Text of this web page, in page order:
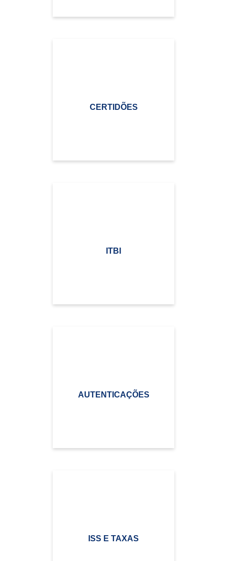
CERTIDÕES
ITBI
AUTENTICAÇÕES
ISS E TAXAS